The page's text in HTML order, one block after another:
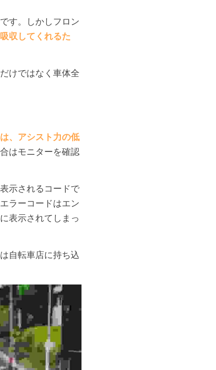
す。しかしフロン
収してくれるた
けではなく車体全
、アシスト力の低
はモニターを確認
示されるコードで
エラーコードはエン
表示されてしまっ
自転車店に持ち込